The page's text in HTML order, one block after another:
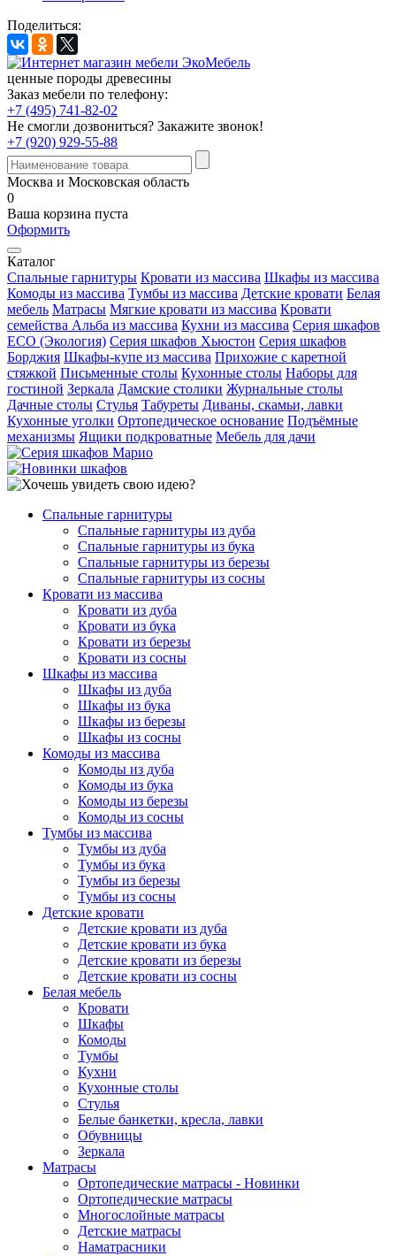
Поделиться:
ценные породы древесины
Заказ мебели по телефону:
+7 (495) 741-82-02
Не смогли дозвониться? Закажите звонок!
+7 (920) 929-55-88
Москва и Московская область
0
Ваша корзина пуста
Оформить
Каталог
Спальные гарнитуры Кровати из массива Шкафы из массива
Комоды из массива Тумбы из массива Детские кровати Белая
мебель Матрасы Мягкие кровати из массива Кровати
семейства Альба из массива Кухни из массива Серия шкафов
ECO (Экология) Серия шкафов Хьюстон Серия шкафов
Борджия Шкафы-купе из массива Прихожие с каретной
стяжкой Письменные столы Кухонные столы Наборы для
гостиной Зеркала Дамские столики Журнальные столы
Дачные столы Стулья Табуреты Диваны, скамьи, лавки
Кухонные уголки Ортопедическое основание Подъёмные
механизмы Ящики подкроватные Мебель для дачи
Спальные гарнитуры
Спальные гарнитуры из дуба
Спальные гарнитуры из бука
Спальные гарнитуры из березы
Спальные гарнитуры из сосны
Кровати из массива
Кровати из дуба
Кровати из бука
Кровати из березы
Кровати из сосны
Шкафы из массива
Шкафы из дуба
Шкафы из бука
Шкафы из березы
Шкафы из сосны
Комоды из массива
Комоды из дуба
Комоды из бука
Комоды из березы
Комоды из сосны
Тумбы из массива
Тумбы из дуба
Тумбы из бука
Тумбы из березы
Тумбы из сосны
Детские кровати
Детские кровати из дуба
Детские кровати из бука
Детские кровати из березы
Детские кровати из сосны
Белая мебель
Кровати
Шкафы
Комоды
Тумбы
Кухни
Кухонные столы
Стулья
Белые банкетки, кресла, лавки
Обувницы
Зеркала
Матрасы
Ортопедические матрасы - Новинки
Ортопедические матрасы
Многослойные матрасы
Детские матрасы
Наматрасники